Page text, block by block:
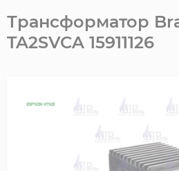
Трансформатор
TA2SVCA 15911126